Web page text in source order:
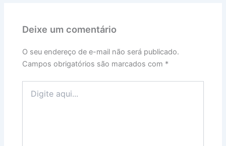
Deixe um comentário
O seu endereço de e-mail não será publicado.
Campos obrigatórios são marcados com *
aqui...